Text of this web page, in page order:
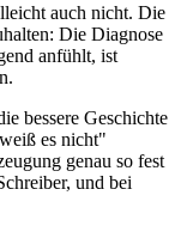
auch nicht. Die
Die Diagnose
anfühlt, ist
bessere Geschichte
es nicht"
genau so fest
und bei